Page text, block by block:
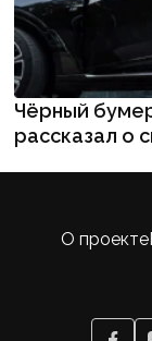
Чёрный
рассказал о
О проекте